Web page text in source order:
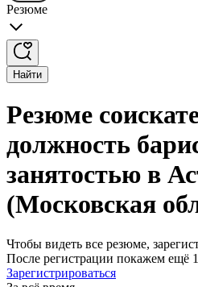
Резюме
Найти
Резюме
должность
занятостью в
(Московская
Чтобы видеть все резюме,
После регистрации покажем ещё
Зарегистрироваться